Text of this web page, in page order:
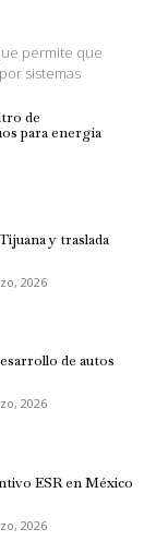
permite que
sistemas
de
para energía
y traslada
2026
de autos
2026
ESR en México
2026